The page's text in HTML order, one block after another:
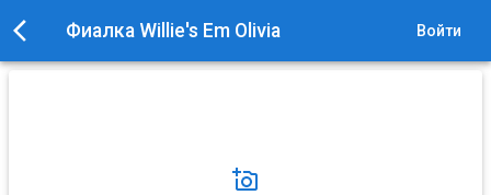
Фиалка Willie's Em Olivia Войти